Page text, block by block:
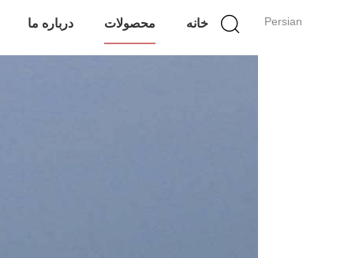
Persian خانه محصولات درباره ما